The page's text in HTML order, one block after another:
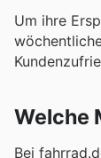
Um ihre
Welche
Bei